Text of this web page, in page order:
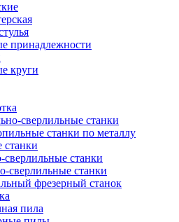
принадлежности
круги
сверлильные станки
станки по металлу
станки
сверлильные станки
сверлильные станки
фрезерный станок
пила